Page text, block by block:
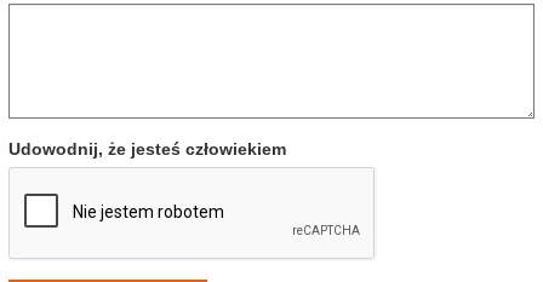
Udowodnij, że jesteś człowiekiem